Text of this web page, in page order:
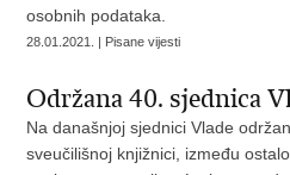
osobnih podataka.
28.01.2021. | Pisane vijesti
Održana 40. sjednica
Na današnjoj sjednici Vlade
sveučilišnoj knjižnici, između